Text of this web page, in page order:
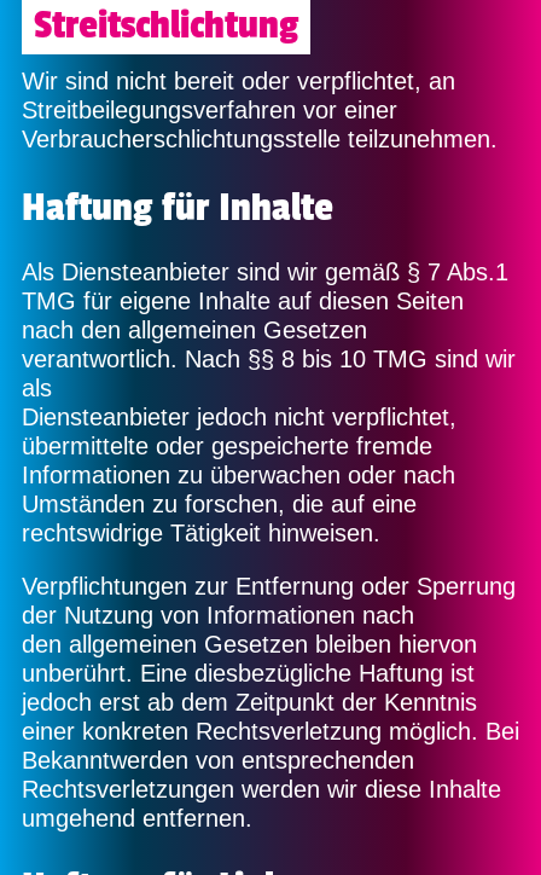
Streitschlichtung
Wir sind nicht bereit oder verpflichtet, an
Streitbeilegungsverfahren vor einer
Verbraucherschlichtungsstelle teilzunehmen.
Haftung für Inhalte
Als Diensteanbieter sind wir gemäß § 7 Abs.1
TMG für eigene Inhalte auf diesen Seiten
nach den allgemeinen Gesetzen
verantwortlich. Nach §§ 8 bis 10 TMG sind wir
als
Diensteanbieter jedoch nicht verpflichtet,
übermittelte oder gespeicherte fremde
Informationen zu überwachen oder nach
Umständen zu forschen, die auf eine
rechtswidrige Tätigkeit hinweisen.
Verpflichtungen zur Entfernung oder Sperrung
der Nutzung von Informationen nach
den allgemeinen Gesetzen bleiben hiervon
unberührt. Eine diesbezügliche Haftung ist
jedoch erst ab dem Zeitpunkt der Kenntnis
einer konkreten Rechtsverletzung möglich. Bei
Bekanntwerden von entsprechenden
Rechtsverletzungen werden wir diese Inhalte
umgehend entfernen.